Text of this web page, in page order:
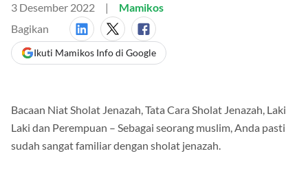
3 Desember 2022
Mamikos
Bagikan
Ikuti Mamikos Info di Google
Bacaan Niat Sholat Jenazah, Tata Cara Sholat Jenazah, Laki
Laki dan Perempuan – Sebagai seorang muslim, Anda pasti
sudah sangat familiar dengan sholat jenazah.